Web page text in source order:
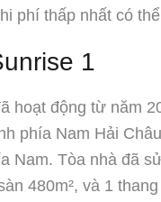
phí thấp nhất có
1
hoạt động từ năm
phía Nam Hải
Nam. Tòa nhà đã
480m², và 1